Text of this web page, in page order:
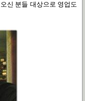
신 분들 대상으로 영업도